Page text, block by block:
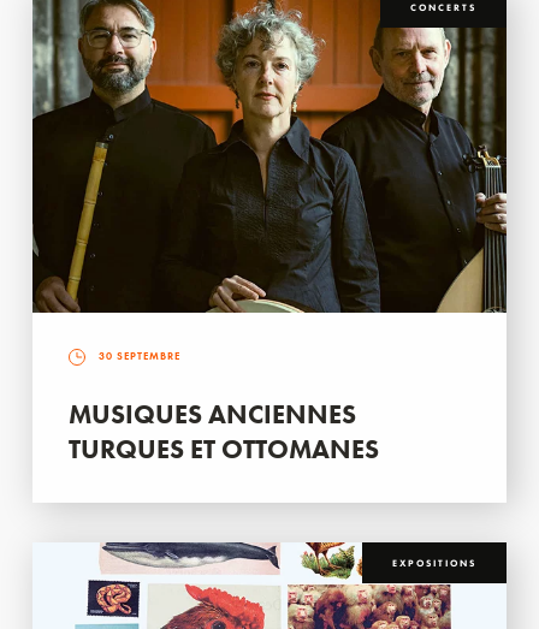
CONCERTS
30 SEPTEMBRE
MUSIQUES ANCIENNES
TURQUES ET OTTOMANES
EXPOSITIONS